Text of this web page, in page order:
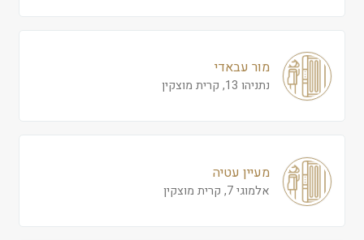
מור עבאדי
נתניהו 13, קרית מוצקין
מעיין עטיה
אלמוגי 7, קרית מוצקין